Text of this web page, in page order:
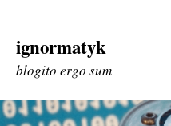
Skip
to
ignormatyk
blogito ergo sum